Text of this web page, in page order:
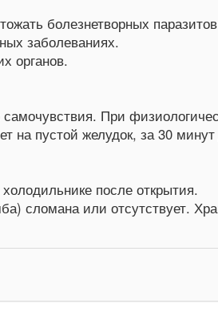
болезнетворных
заболеваниях.
органов.
При
на пустой желудок, за 30
после открытия.
сломана или отсутствует.